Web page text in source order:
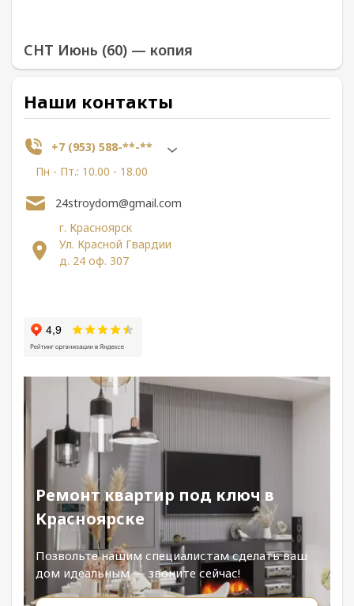
СНТ Июнь (60) — копия
Наши контакты
+7 (953) 588-**-**
Пн - Пт.: 10.00 - 18.00
г. Красноярск
Ул. Красной Гвардии
д. 24 оф. 307
24stroydom@gmail.com
Ремонт квартир под ключ в
Красноярске
Позвольте нашим специалистам сделать ваш
дом идеальным — звоните сейчас!